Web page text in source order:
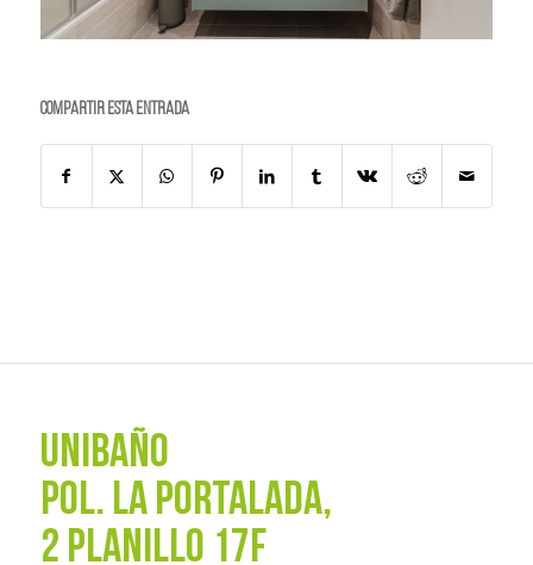
Compartir esta entrada
UNIBAÑO
POL. La Portalada,
2 PLANILLO 17F